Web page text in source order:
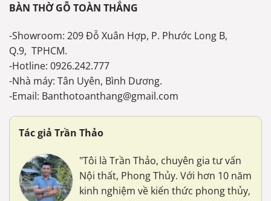
BÀN THỜ GỖ TOÀN THẮNG
-Showroom: 209 Đỗ Xuân Hợp, P. Phước Long B,
Q.9, TPHCM.
-Hotline: 0926.242.777
-Nhà máy: Tân Uyên, Bình Dương.
-Email: Banthotoanthang@gmail.com
Tác giả Trần Thảo
"Tôi là Trần Thảo, chuyên gia tư vấn
Nội thất, Phong Thủy. Với hơn 10 năm
kinh nghiệm về kiến thức phong thủy,